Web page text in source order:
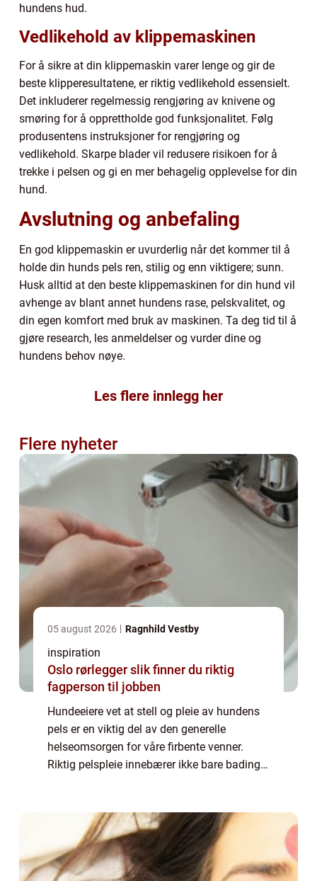
hundens hud.
Vedlikehold av klippemaskinen
For å sikre at din klippemaskin varer lenge og gir de
beste klipperesultatene, er riktig vedlikehold essensielt.
Det inkluderer regelmessig rengjøring av knivene og
smøring for å opprettholde god funksjonalitet. Følg
produsentens instruksjoner for rengjøring og
vedlikehold. Skarpe blader vil redusere risikoen for å
trekke i pelsen og gi en mer behagelig opplevelse for din
hund.
Avslutning og anbefaling
En god klippemaskin er uvurderlig når det kommer til å
holde din hunds pels ren, stilig og enn viktigere; sunn.
Husk alltid at den beste klippemaskinen for din hund vil
avhenge av blant annet hundens rase, pelskvalitet, og
din egen komfort med bruk av maskinen. Ta deg tid til å
gjøre research, les anmeldelser og vurder dine og
hundens behov nøye.
Les flere innlegg her
Flere nyheter
05 august 2026 Ragnhild Vestby
inspiration
Oslo rørlegger slik finner du riktig
fagperson til jobben
Hundeeiere vet at stell og pleie av hundens
pels er en viktig del av den generelle
helseomsorgen for våre firbente venner.
Riktig pelspleie innebærer ikke bare bading